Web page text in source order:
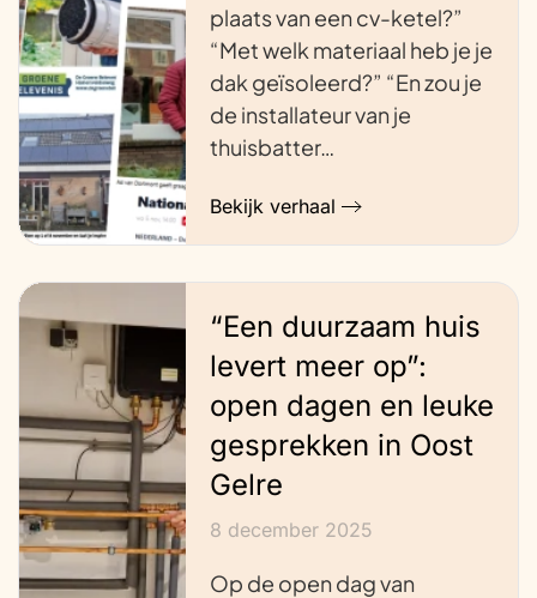
plaats van een cv-ketel?”
“Met welk materiaal heb je je
dak geïsoleerd?” “En zou je
de installateur van je
thuisbatter…
Bekijk verhaal
“Een duurzaam huis
levert meer op”:
open dagen en leuke
gesprekken in Oost
Gelre
8 december 2025
Op de open dag van